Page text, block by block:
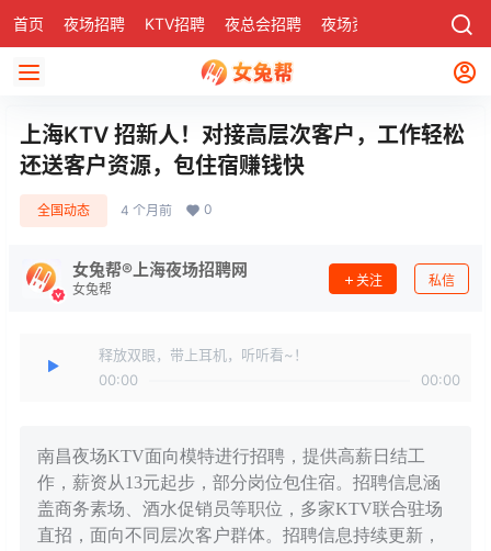
首页 夜场招聘 KTV招聘 夜总会招聘 夜场资讯 社区
上海KTV 招新人！对接高层次客户，工作轻松
还送客户资源，包住宿赚钱快
全国动态 4 个月前 0
女兔帮®上海夜场招聘网
女兔帮
关注 私信
释放双眼，带上耳机，听听看~！
00:00
00:00
南昌夜场KTV面向模特进行招聘，提供高薪日结工
作，薪资从13元起步，部分岗位包住宿。招聘信息涵
盖商务素场、酒水促销员等职位，多家KTV联合驻场
直招，面向不同层次客户群体。招聘信息持续更新，